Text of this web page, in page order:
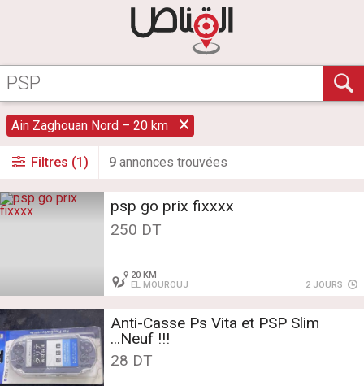
Ain Zaghouan Nord – 20 km
Filtres (1) 9 annonces trouvées
psp go prix fixxxx
250 DT
20 KM
EL MOUROUJ
2 JOURS
Anti-Casse Ps Vita et PSP Slim
...Neuf !!!
28 DT